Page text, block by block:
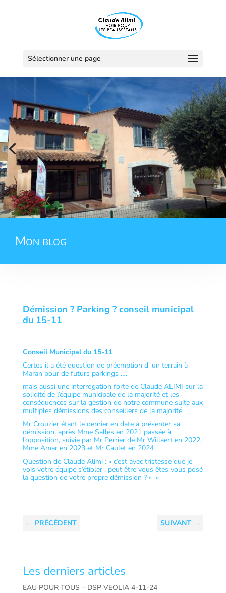
Sélectionner une page
Mon blog
Démission ? Parking ? conseil municipal
du 15-11
Conseil Municipal du 15-11
Certes il a été question de préemption d’ un terrain à
Maran pour de futurs parkings ….
mais aussi une interrogation forte de Claude ALIMI sur la
solidité de l’équipe municipale de la majorité et les
conséquences sur la gestion de notre commune suite aux
multiples démissions des conseillers de la majorité
Mr Crouzier étant le dernier en date à présenter sa
démission, après Mme Salles en 2021 passée à
l’opposition, suivie par Mr Perrier de Mr Willaert en 2022,
Mme Amar en 2023 et Mr Caulet en 2024
Question de Claude Alimi : « c’est avec tristesse que je
vois votre équipe s’étioler , peut être vous êtes vous posé
la question de votre propre démission ? « »
← PRÉCÉDENT SUIVANT →
Les derniers articles
EAU POUR TOUS – DSP VEOLIA 4-11-24